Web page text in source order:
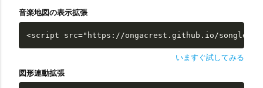
音楽地図の表示拡張
<script src="https://ongacrest.github.io/songle-
いますぐ試してみる
図形連動拡張